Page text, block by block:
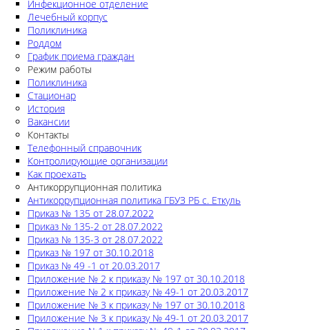
Инфекционное отделение
Лечебный корпус
Поликлиника
Роддом
График приема граждан
Режим работы
Поликлиника
Стационар
История
Вакансии
Контакты
Телефонный справочник
Контролирующие организации
Как проехать
Антикоррупционная политика
Антикоррупционная политика ГБУЗ РБ с. Еткуль
Приказ № 135 от 28.07.2022
Приказ № 135-2 от 28.07.2022
Приказ № 135-3 от 28.07.2022
Приказ № 197 от 30.10.2018
Приказ № 49 -1 от 20.03.2017
Приложение № 2 к приказу № 197 от 30.10.2018
Приложение № 2 к приказу № 49-1 от 20.03.2017
Приложение № 3 к приказу № 197 от 30.10.2018
Приложение № 3 к приказу № 49-1 от 20.03.2017